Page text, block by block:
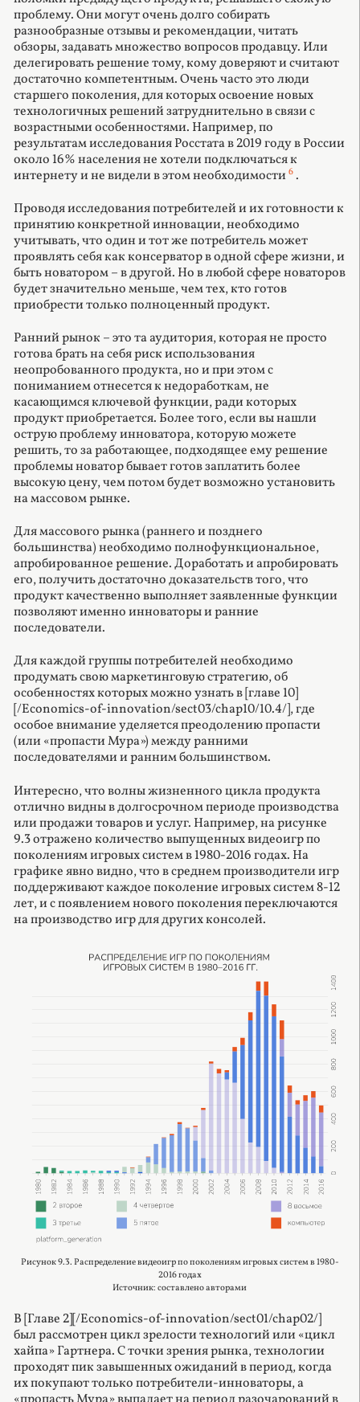
проблему. Они могут очень долго собирать
разнообразные отзывы и рекомендации, читать
обзоры, задавать множество вопросов продавцу. Или
делегировать решение тому, кому доверяют и считают
достаточно компетентным. Очень часто это люди
старшего поколения, для которых освоение новых
технологичных решений затруднительно в связи с
возрастными особенностями. Например, по
результатам исследования Росстата в 2019 году в России
около 16% населения не хотели подключаться к
интернету и не видели в этом необходимости 6 .
Проводя исследования потребителей и их готовности к
принятию конкретной инновации, необходимо
учитывать, что один и тот же потребитель может
проявлять себя как консерватор в одной сфере жизни, и
быть новатором – в другой. Но в любой сфере новаторов
будет значительно меньше, чем тех, кто готов
приобрести только полноценный продукт.
Ранний рынок – это та аудитория, которая не просто
готова брать на себя риск использования
неопробованного продукта, но и при этом с
пониманием отнесется к недоработкам, не
касающимся ключевой функции, ради которых
продукт приобретается. Более того, если вы нашли
острую проблему инноватора, которую можете
решить, то за работающее, подходящее ему решение
проблемы новатор бывает готов заплатить более
высокую цену, чем потом будет возможно установить
на массовом рынке.
Для массового рынка (раннего и позднего
большинства) необходимо полнофункциональное,
апробированное решение. Доработать и апробировать
его, получить достаточно доказательств того, что
продукт качественно выполняет заявленные функции
позволяют именно инноваторы и ранние
последователи.
Для каждой группы потребителей необходимо
продумать свою маркетинговую стратегию, об
особенностях которых можно узнать в [главе 10]
[/Economics-of-innovation/sect03/chap10/10.4/], где
особое внимание уделяется преодолению пропасти
(или «пропасти Мура») между ранними
последователями и ранним большинством.
Интересно, что волны жизненного цикла продукта
отлично видны в долгосрочном периоде производства
или продажи товаров и услуг. Например, на рисунке
9.3 отражено количество выпущенных видеоигр по
поколениям игровых систем в 1980-2016 годах. На
графике явно видно, что в среднем производители игр
поддерживают каждое поколение игровых систем 8-12
лет, и с появлением нового поколения переключаются
на производство игр для других консолей.
Рисунок 9.3. Распределение видеоигр по поколениям игровых систем в 1980-
2016 годах
Источник: составлено авторами
В [Главе 2][/Economics-of-innovation/sect01/chap02/]
был рассмотрен цикл зрелости технологий или «цикл
хайпа» Гартнера. С точки зрения рынка, технологии
проходят пик завышенных ожиданий в период, когда
их покупают только потребители-инноваторы, а